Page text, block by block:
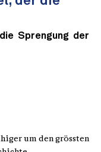
Sprengung der
um den grössten